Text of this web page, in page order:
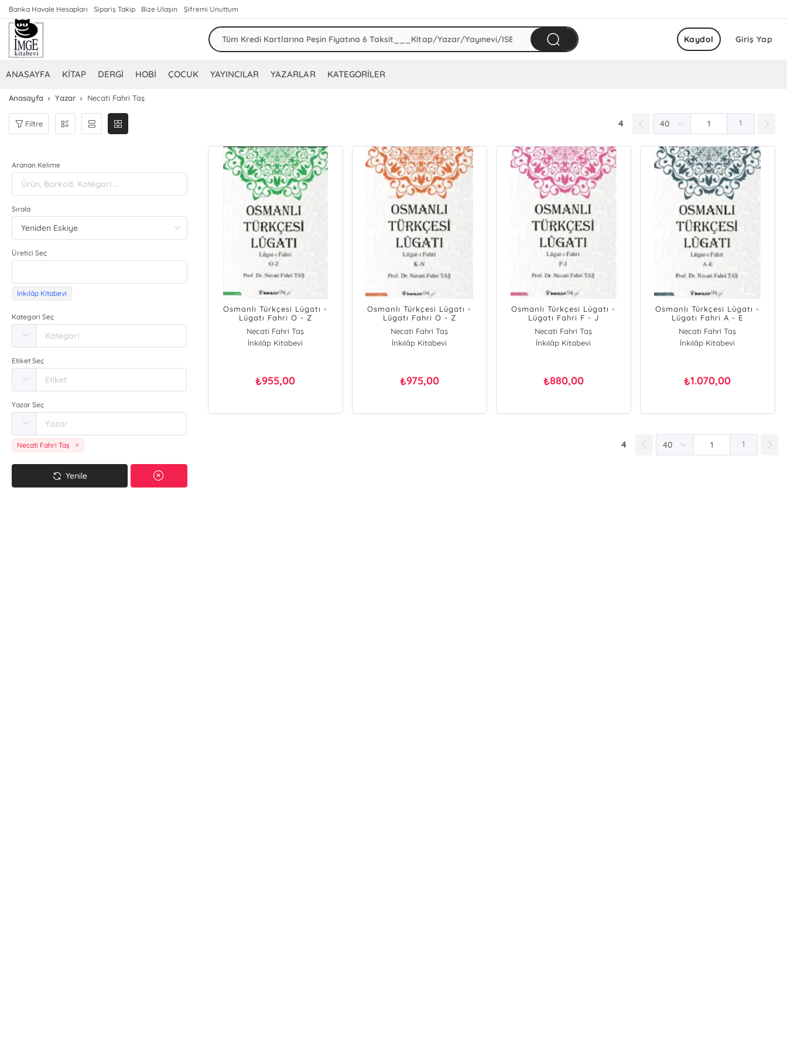
Banka Havale Hesapları Sipariş Takip Bize Ulaşın Şifremi Unuttum
Giriş Yap
Kaydol
ANASAYFA KİTAP DERGİ HOBİ ÇOCUK YAYINCILAR YAZARLAR KATEGORİLER
Anasayfa Yazar Necati Fahri Taş
Filtre 4 1
Aranan Kelime
Sırala
Üretici Seç
İnkılâp Kitabevi
Kategori Seç
Etiket Seç
Yazar Seç
Necati Fahri Taş
Yenile
Osmanlı Türkçesi Lügatı -
Lügatı Fahri O - Z
Necati Fahri Taş
İnkılâp Kitabevi
₺955,00
Osmanlı Türkçesi Lügatı -
Lügatı Fahri O - Z
Necati Fahri Taş
İnkılâp Kitabevi
₺975,00
Osmanlı Türkçesi Lügatı -
Lügatı Fahri F - J
Necati Fahri Taş
İnkılâp Kitabevi
₺880,00
Osmanlı Türkçesi Lügatı -
Lügatı Fahri A - E
Necati Fahri Taş
İnkılâp Kitabevi
₺1.070,00
4 1